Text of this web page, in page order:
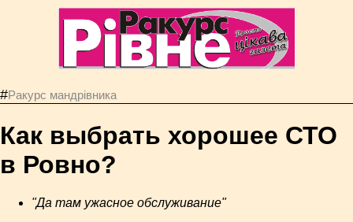
#Ракурс мандрівника
Как выбрать хорошее СТО
в Ровно?
"Да там ужасное обслуживание"